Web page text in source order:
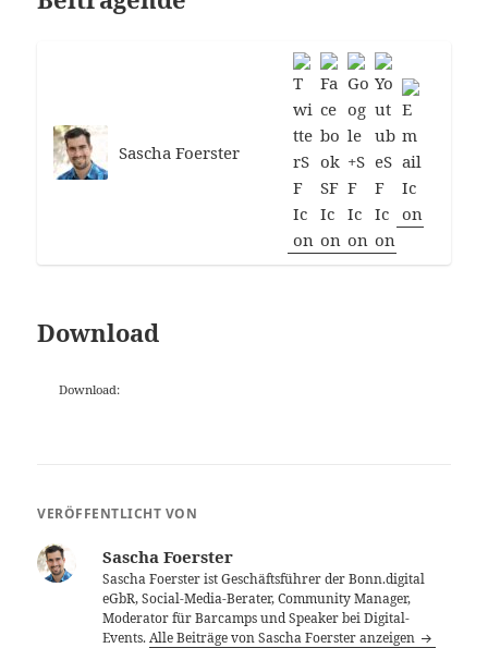
Sascha Foerster
Download
Download:
VERÖFFENTLICHT VON
Sascha Foerster
Sascha Foerster ist Geschäftsführer der Bonn.digital
eGbR, Social-Media-Berater, Community Manager,
Moderator für Barcamps und Speaker bei Digital-
Events.Alle Beiträge von Sascha Foerster anzeigen